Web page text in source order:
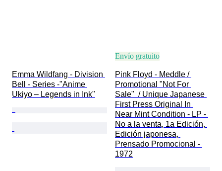
Emma Wildfang - Division
Bell - Series -"Anime
Ukiyo – Legends in Ink"
Envío gratuito
Pink Floyd - Meddle /
Promotional "Not For
Sale"  / Unique Japanese
First Press Original In
Near Mint Condition - LP -
No a la venta, 1a Edición,
Edición japonesa,
Prensado Promocional -
1972